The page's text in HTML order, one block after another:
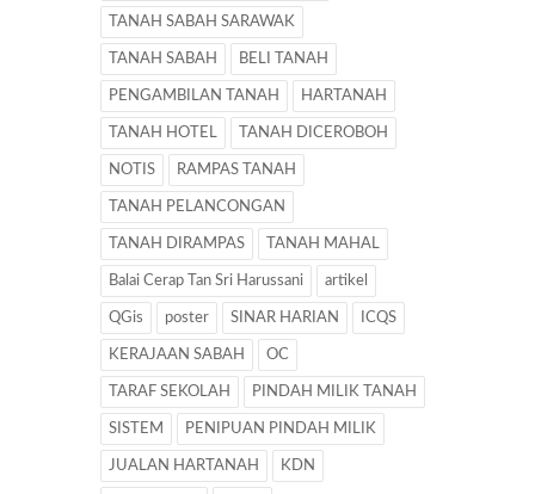
TANAH SABAH SARAWAK
TANAH SABAH BELI TANAH
PENGAMBILAN TANAH HARTANAH
TANAH HOTEL TANAH DICEROBOH
NOTIS RAMPAS TANAH
TANAH PELANCONGAN
TANAH DIRAMPAS TANAH MAHAL
Balai Cerap Tan Sri Harussani artikel
QGis poster SINAR HARIAN ICQS
KERAJAAN SABAH OC
TARAF SEKOLAH PINDAH MILIK TANAH
SISTEM PENIPUAN PINDAH MILIK
JUALAN HARTANAH KDN